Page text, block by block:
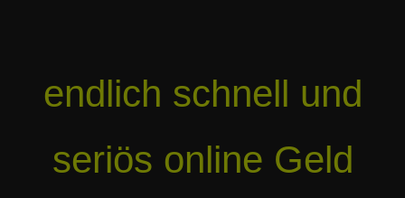
endlich schnell und
seriös online Geld